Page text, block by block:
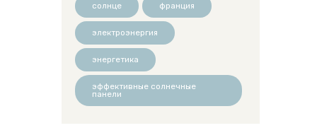
солнце франция
электроэнергия
энергетика
эффективные солнечные
панели